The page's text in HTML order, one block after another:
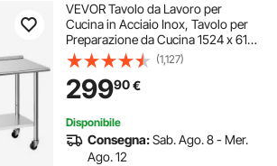
VEVOR Tavolo da Lavoro per
Cucina in Acciaio Inox, Tavolo per
Preparazione da Cucina 1524 x 610
x 894 mm con Ruote Alzatina 30
mm, Banco Preparazione Ripiano di
Base Portaoggetti, Ristorante, Hotel
(1,127)
29990€
Disponibile
Consegna:Sab. Ago. 8 - Mer.
Ago. 12